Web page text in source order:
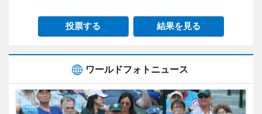
投票する 結果を見る
ワールドフォトニュース